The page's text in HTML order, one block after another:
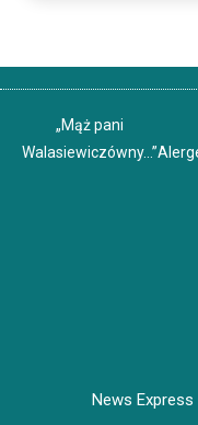
„Mąż pani
Walasiewiczówny…”
News